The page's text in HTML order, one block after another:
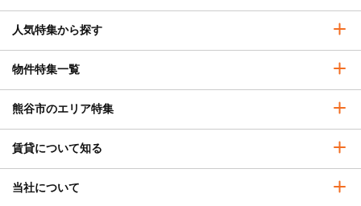
人気特集から探す
物件特集一覧
熊谷市のエリア特集
賃貸について知る
当社について